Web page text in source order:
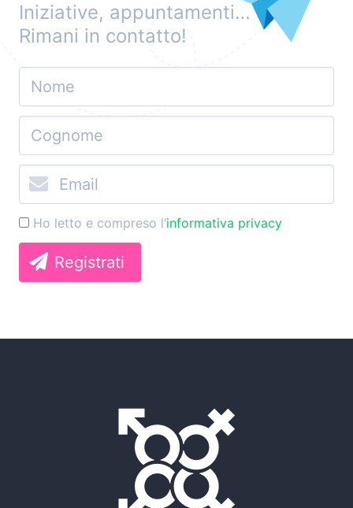
Iniziative, appuntamenti…
Rimani in contatto!
Ho letto e compreso l’informativa privacy
Registrati